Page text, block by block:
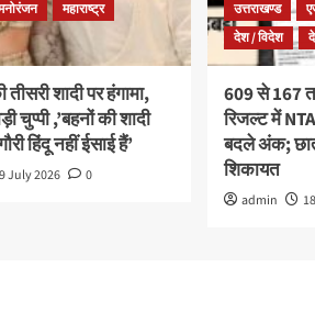
महाराष्ट्र
शादी पर हंगामा,
चुप्पी ,’बहनों की शादी
हिंदू नहीं ईसाई हैं’
July 2026 0
उत्तराखण्ड
देश / विदेश
609 से 167
रिजल्ट में
बदले अंक;
शिकायत
admin